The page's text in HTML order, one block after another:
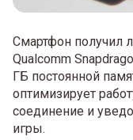
Смартфон получил
Qualcomm
ГБ постоянной
оптимизирует
соединение и
игры.